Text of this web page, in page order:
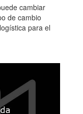
cambiar
de cambio
para el